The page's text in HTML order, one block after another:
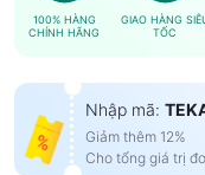
100% HÀNG
CHÍNH HÃNG
GIAO HÀNG
TỐC
Nhập mã:
Giảm thêm 12%
Cho tổng giá trị